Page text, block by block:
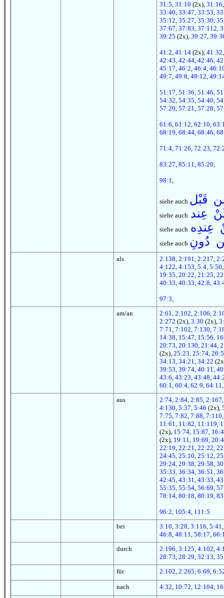
31:5, 31:10 (2x), 31:16
33:40, 33:47, 33:53,
35:12, 35:27, 35:30,
37:67, 37:83, 37:112,
39:25 (2x), 39:27,
41:2, 41:14 (2x), 41:32
42:43, 42:44, 42:46,
45:17, 46:2, 46:4,
49:7, 49:8, 49:12,
51:17, 51:36, 51:46,
54:32, 54:35, 54:40,
57:20, 57:21, 57:28,
61:6, 61:12, 62:10,
68:19, 68:44, 68:46,
71:4, 71:26, 72:23,
83:27, 85:11, 85:20,
98:1,
siehe auch قَبْل
siehe auch عِند
siehe auch عِندِه
siehe auch دُونِ
als 2:138, 2:191, 2:217,
4:122, 4:153, 5:4, 5:50
19:35, 20:22, 21:25,
40:33, 40:33, 42:8,
97:3,
am/an
2:61, 2:102, 2:106,
2:272 (2x), 3:30 (2x),
7:71, 7:102, 7:130,
14:38, 15:47, 15:56,
20:73, 20:130, 21:44,
(2x), 25:23, 25:74, 26:5
34:13, 34:21, 34:22
39:53, 39:74, 40:11,
43:6, 43:23, 43:48,
60:1, 60:4, 62:9, 64:11
aus
2:74, 2:84, 2:85, 2:167
4:130, 5:37, 5:46 (2x),
7:75, 7:82, 7:88, 7:110
11:61, 11:82, 11:119,
(2x), 15:74, 15:87, 16:4
(2x), 19:11, 19:69,
22:19, 22:21, 22:22,
24:45, 25:10, 25:12,
29:24, 29:38, 29:58,
35:33, 36:34, 36:51,
42:45, 43:31, 43:33,
55:35, 55:54, 56:69,
78:14, 80:18, 80:19,
96:2, 105:4, 111:5
bei
3:10, 3:28, 3:116, 5:41
46:8, 48:11, 58:17,
durch
2:196, 3:125, 4:102,
28:73, 28:29, 32:13,
für
2:102, 2:265, 6:69,
nach 4:32, 10:72, 12:104,